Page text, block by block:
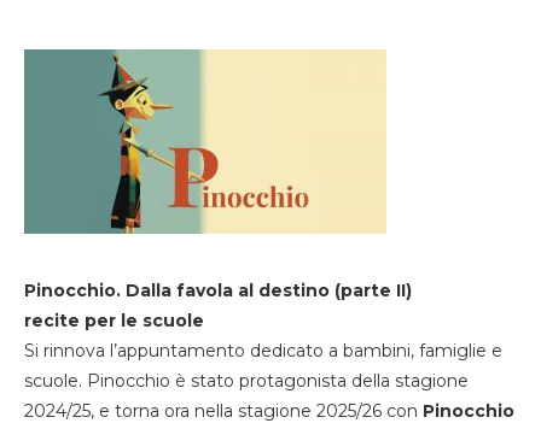
Pinocchio. Dalla favola al destino (parte II)
recite per le scuole
Si rinnova l’appuntamento dedicato a bambini, famiglie e
scuole. Pinocchio è stato protagonista della stagione
2024/25, e torna ora nella stagione 2025/26 con Pinocchio